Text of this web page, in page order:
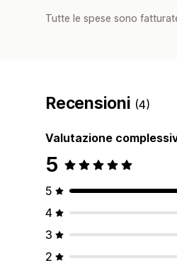
Tutte le spese sono
Recensioni (4)
Valutazione
5
5
4
3
2